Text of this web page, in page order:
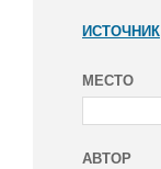
ИСТОЧНИК
МЕСТО
АВТОР